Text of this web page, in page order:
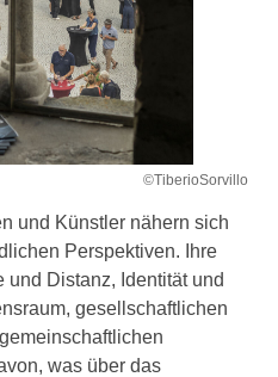
©TiberioSorvillo
und Künstler nähern sich
Perspektiven. Ihre
Distanz, Identität und
gesellschaftlichen
was über das